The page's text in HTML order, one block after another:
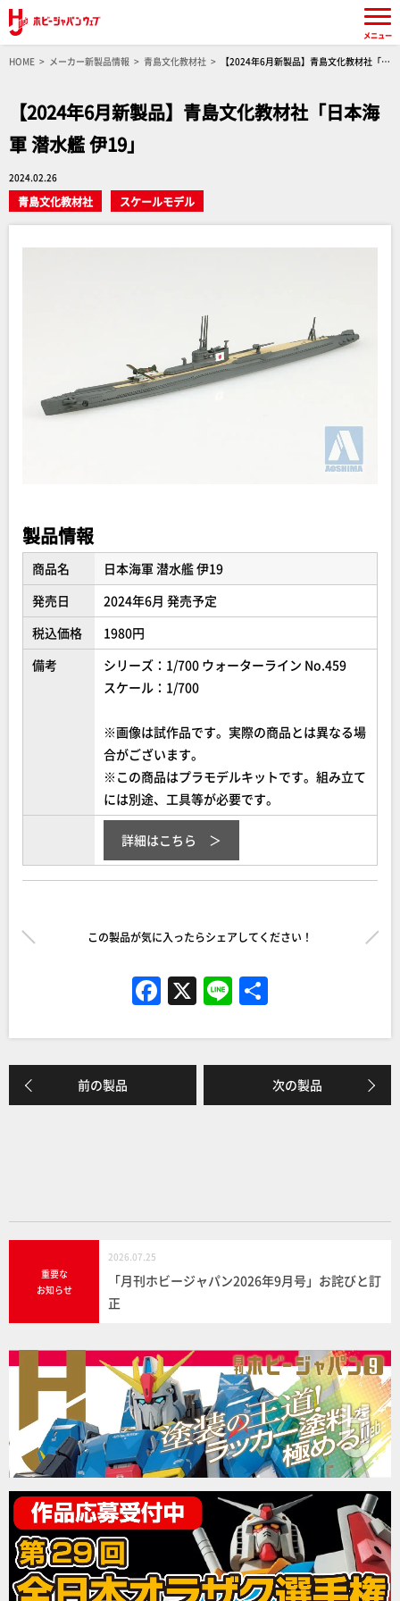
HOME メーカー新製品情報 青島文化教材社
【2024年6月新製品】青島文化教材社「日
【2024年6月新製品】青島文化教材社「日本海
軍 潜水艦 伊19」
2024.02.26
青島文化教材社 スケールモデル
製品情報
商品名
日本海軍 潜水艦 伊19
発売日
2024年6月 発売予定
税込価格
1980円
備考
シリーズ：1/700 ウォーターライン No.459
スケール：1/700
※画像は試作品です。実際の商品とは異なる場
合がございます。
※この商品はプラモデルキットです。組み立て
には別途、工具等が必要です。
詳細はこちら
この製品が気に入ったらシェアしてください！
F
a
c
e
b
X Li
n
e
前の製品 次の製品
重要な
お知らせ
2026.07.25
「月刊ホビージャパン2026年9月号」お詫びと訂
正
メニュー